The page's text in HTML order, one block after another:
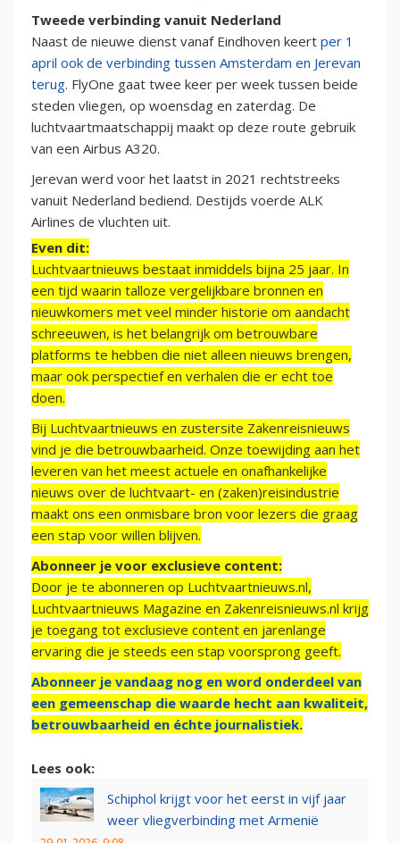
Tweede verbinding vanuit Nederland
Naast de nieuwe dienst vanaf Eindhoven keert per 1
april ook de verbinding tussen Amsterdam en Jerevan
terug. FlyOne gaat twee keer per week tussen beide
steden vliegen, op woensdag en zaterdag. De
luchtvaartmaatschappij maakt op deze route gebruik
van een Airbus A320.
Jerevan werd voor het laatst in 2021 rechtstreeks
vanuit Nederland bediend. Destijds voerde ALK
Airlines de vluchten uit.
Even dit:
Luchtvaartnieuws bestaat inmiddels bijna 25 jaar. In
een tijd waarin talloze vergelijkbare bronnen en
nieuwkomers met veel minder historie om aandacht
schreeuwen, is het belangrijk om betrouwbare
platforms te hebben die niet alleen nieuws brengen,
maar ook perspectief en verhalen die er echt toe
doen.
Bij Luchtvaartnieuws en zustersite Zakenreisnieuws
vind je die betrouwbaarheid. Onze toewijding aan het
leveren van het meest actuele en onafhankelijke
nieuws over de luchtvaart- en (zaken)reisindustrie
maakt ons een onmisbare bron voor lezers die graag
een stap voor willen blijven.
Abonneer je voor exclusieve content:
Door je te abonneren op Luchtvaartnieuws.nl,
Luchtvaartnieuws Magazine en Zakenreisnieuws.nl krijg
je toegang tot exclusieve content en jarenlange
ervaring die je steeds een stap voorsprong geeft.
Abonneer je vandaag nog en word onderdeel van
een gemeenschap die waarde hecht aan kwaliteit,
betrouwbaarheid en échte journalistiek.
Lees ook:
Schiphol krijgt voor het eerst in vijf jaar
weer vliegverbinding met Armenië